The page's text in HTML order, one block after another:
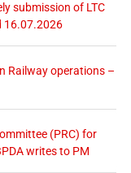
submission of LTC
16.07.2026
Railway operations –
(PRC) for
writes to PM